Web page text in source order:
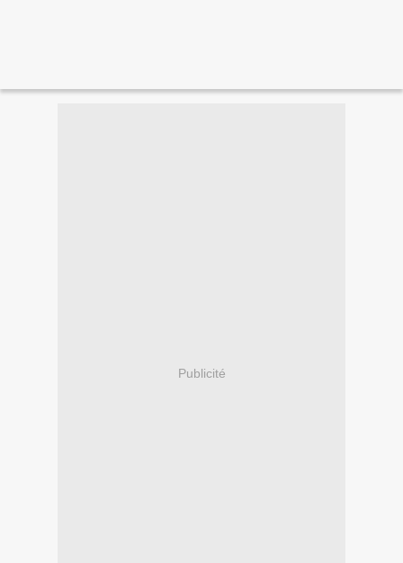
Publicité